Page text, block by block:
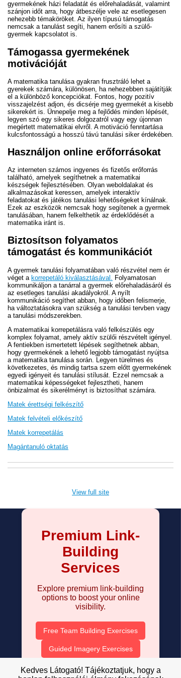
gyermekének házi feladatát és előrehaladását, valamint
szánjon időt arra, hogy átbeszélje vele az esetlegesen
nehezebb témaköröket. Az ilyen típusú támogatás
nemcsak a tanulást segíti, hanem erősíti a szülő-
gyermek kapcsolatot is.
Támogassa gyermekének
motivációját
A matematika tanulása gyakran frusztráló lehet a
gyerekek számára, különösen, ha nehezebben sajátítják
el a különböző koncepciókat. Fontos, hogy pozitív
visszajelzést adjon, és dicsérje meg gyermekét a kisebb
sikerekért is. Ünnepelje meg a fejlődés minden lépését,
legyen szó egy sikeres dolgozatról vagy egy újonnan
megértett matematikai elvről. A motiváció fenntartása
kulcsfontosságú a hosszú távú tanulási siker érdekében.
Használjon online erőforrásokat
Az interneten számos ingyenes és fizetős erőforrás
található, amelyek segíthetnek a matematikai
készségek fejlesztésében. Olyan weboldalakat és
alkalmazásokat keressen, amelyek interaktív
feladatokat és játékos tanulási lehetőségeket kínálnak.
Ezek az eszközök nemcsak hogy segítenek a gyermek
tanulásában, hanem felkelthetik az érdeklődését a
matematika iránt is.
Biztosítson folyamatos
támogatást és kommunikációt
A gyermek tanulási folyamatában való részvétel nem ér
véget a korrepetáló kiválasztásával.
Folyamatosan
kommunikáljon a tanárral a gyermek előrehaladásáról és
az esetleges tanulási akadályokról. A nyílt
kommunikáció segíthet abban, hogy időben felismerje,
ha változtatásokra van szükség a tanulási tervben vagy
a tanulási módszerekben.
A matematikai korrepetálásra való felkészülés egy
komplex folyamat, amely aktív szülői részvételt igényel.
A fentiekben ismertetett lépések segíthetnek abban,
hogy gyermekének a lehető legjobb támogatást nyújtsa
a matematika tanulása során. Legyen türelmes és
következetes, és mindig tartsa szem előtt gyermekének
egyedi igényeit és tanulási stílusát. Ezzel nemcsak a
matematikai képességeket fejlesztheti, hanem
önbizalmat és sikerélményt is biztosíthat számára.
Matek érettségi felkészítő
Matek felvételi előkészítő
Matek korrepetálás
Magántanuló oktatás
View full site
Premium Link-
Building
Services
Explore premium link-building
options to boost your online
visibility.
Free Team Building Exercises
Guided Imagery Exercises
Guided Imagery Relaxation
Kedves Látogató! Tájékoztatjuk, hogy a